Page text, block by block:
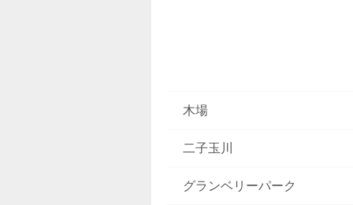
木場
二子玉川
グランベリーパーク